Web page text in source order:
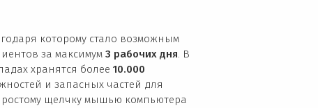
которому стало возможным
за максимум 3 рабочих дня. В
хранятся более 10.000
и запасных частей для
щелчку мышью компьютера